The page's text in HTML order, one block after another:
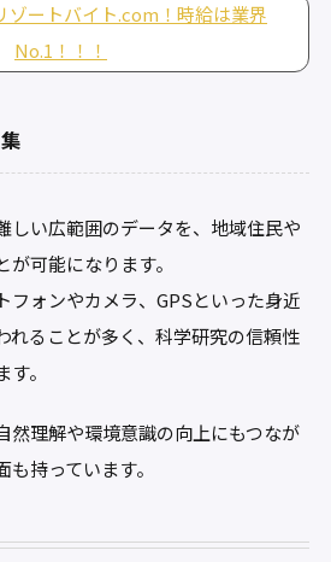
ゾートバイト.com！時給は業界
No.1！！！
しい広範囲のデータを、地域住民や
可能になります。
フォンやカメラ、GPSといった身近
れることが多く、科学研究の信頼性
。
然理解や環境意識の向上にもつなが
持っています。